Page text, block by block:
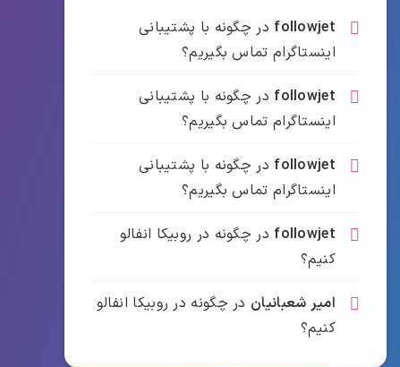
followjet در چگونه با پشتیبانی
اینستاگرام تماس بگیریم؟
followjet در چگونه با پشتیبانی
اینستاگرام تماس بگیریم؟
followjet در چگونه با پشتیبانی
اینستاگرام تماس بگیریم؟
followjet در چگونه در روبیکا انفالو
کنیم؟
امیر شعبانیان در چگونه در روبیکا انفالو
کنیم؟